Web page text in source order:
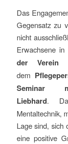
Das
Gegensatz zu
nicht
Erwachsene
der Verein
dem
Seminar
Liebhard.
Mentaltechnik,
Lage sind, sich
eine positive